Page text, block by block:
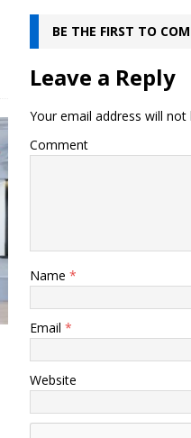
BE THE FIRST TO
Leave a Reply
Your email address will not
Comment
Name *
Email *
Website